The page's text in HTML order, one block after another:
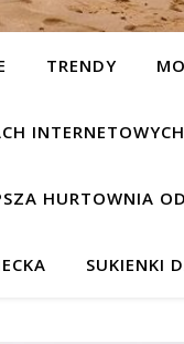
TRENDY
INTERNETOWYCH
HURTOWNIA
SUKIENKI